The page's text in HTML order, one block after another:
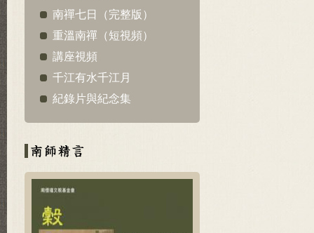
南禪七日（完整版）
重溫南禪（短視頻）
講座視頻
千江有水千江月
紀錄片與紀念集